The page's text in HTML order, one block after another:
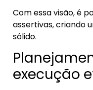
Com essa visão, é
assertivas, criando
sólido.
execução